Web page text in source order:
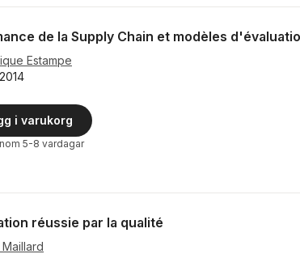
de la Supply Chain et modèles
Estampe
i varukorg
5-8 vardagar
réussie par la qualité